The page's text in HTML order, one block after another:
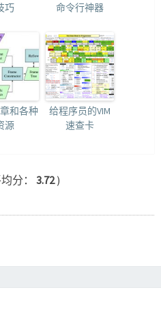
巧
命令行神器
和各种
源
给程序员的VIM
速查卡
分： 3.72)